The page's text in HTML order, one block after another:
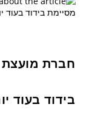
חברת מועצת
בידוד בעוד